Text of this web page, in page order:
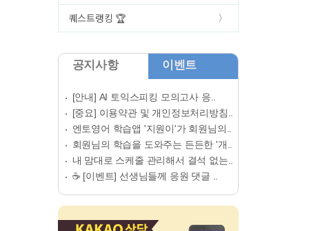
퀘스트랭킹 🏆
공지사항 이벤트
[안내] AI 토익스피킹 모의고사 응..
[중요] 이용약관 및 개인정보처리방침..
엔토영어 학습앱 '지원이'가 회원님의..
회원님의 학습을 도와주는 든든한 '개..
내 맘대로 스케줄 관리해서 결석 없는..
☕ [이벤트] 선생님들께 응원 댓글 ..